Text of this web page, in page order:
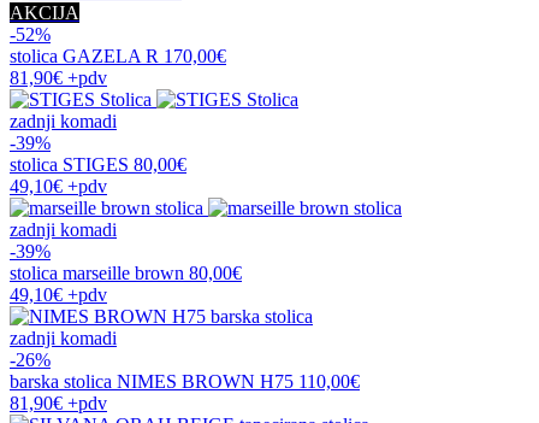
AKCIJA
-52%
stolica GAZELA R 170,00€
81,90€ +pdv
zadnji komadi
-39%
stolica STIGES 80,00€
49,10€ +pdv
zadnji komadi
-39%
stolica marseille brown 80,00€
49,10€ +pdv
zadnji komadi
-26%
barska stolica NIMES BROWN H75 110,00€
81,90€ +pdv